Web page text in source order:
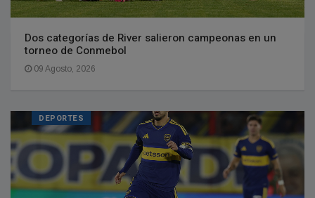
Dos categorías de River salieron campeonas en un
torneo de Conmebol
09 Agosto, 2026
DEPORTES